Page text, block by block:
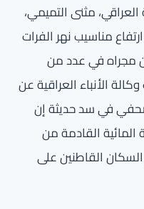
العراقي، مثنى التميمي،
مناسيب نهر الفرات
مجراه في عدد من
الأنباء العراقية عن
في سد حديثة إن
القادمة من
القاطنين على